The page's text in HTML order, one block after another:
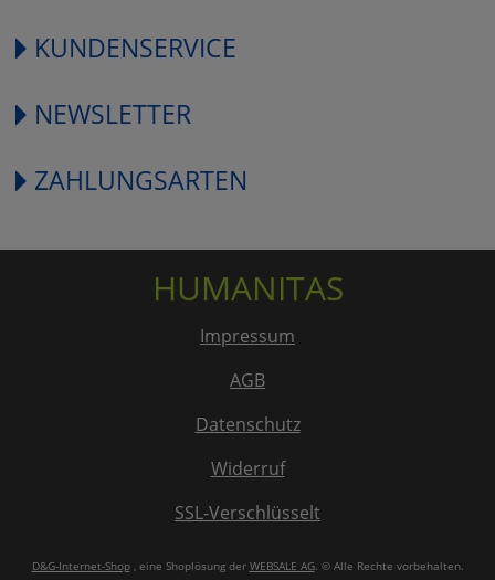
KUNDENSERVICE
NEWSLETTER
ZAHLUNGSARTEN
HUMANITAS
Impressum
AGB
Datenschutz
Widerruf
SSL-Verschlüsselt
D&G-Internet-Shop, eine Shoplösung der WEBSALE AG. © Alle Rechte vorbehalten.